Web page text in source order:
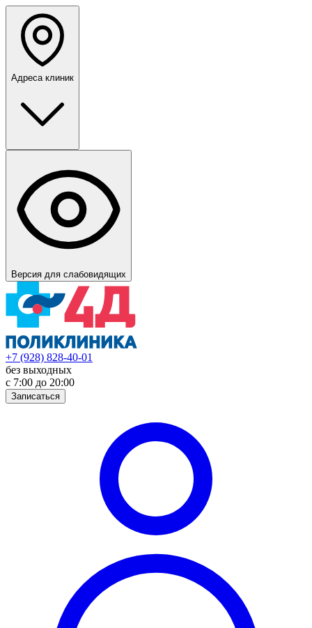
Адреса клиник
Версия для слабовидящих
+7 (928) 828-40-01
без выходных
с 7:00 до 20:00
Записаться